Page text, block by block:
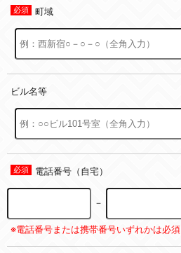
町域
ビル名等
電話番号（自宅）
－
※電話番号または携帯番号いずれかは必須